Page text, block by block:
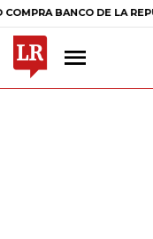
DE LA REPÚBLICA $